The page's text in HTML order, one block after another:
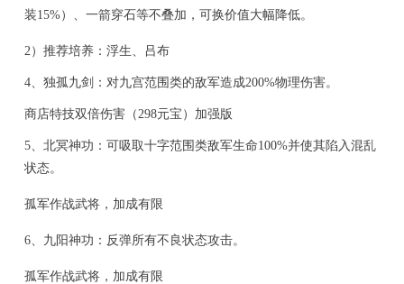
装15%）、一箭穿石等不叠加，可换价值大幅降低。
2）推荐培养：浮生、吕布
4、独孤九剑： 对九宫范围类的敌军造成200%物理伤害。
商店特技双倍伤害（298元宝）加强版
5、北冥神功： 可吸取十字范围类敌军生命100%并使其陷入混乱
状态。
孤军作战武将，加成有限
6、九阳神功： 反弹所有不良状态攻击。
孤军作战武将，加成有限